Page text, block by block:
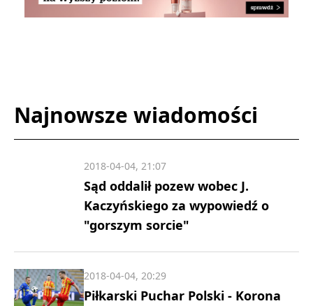
Najnowsze wiadomości
Sąd oddalił pozew wobec J.
Kaczyńskiego za wypowiedź o
"gorszym sorcie"
2018-04-04, 21:07
Piłkarski Puchar Polski - Korona
2018-04-04, 20:29